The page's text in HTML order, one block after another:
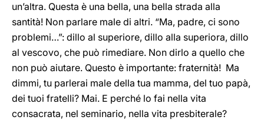
un’altra. Questa è una bella, una bella strada alla
santità! Non parlare male di altri. “Ma, padre, ci sono
problemi…”: dillo al superiore, dillo alla superiora, dillo
al vescovo, che può rimediare. Non dirlo a quello che
non può aiutare. Questo è importante: fraternità! Ma
dimmi, tu parlerai male della tua mamma, del tuo papà,
dei tuoi fratelli? Mai. E perché lo fai nella vita
consacrata, nel seminario, nella vita presbiterale?